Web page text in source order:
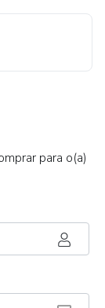
para o(a)